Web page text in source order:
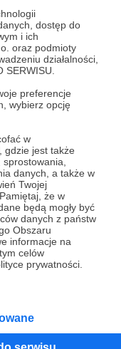
dostęp do
i ich
oraz podmioty
działalności,
SERWISU.
preferencje
wybierz opcję
w
gdzie jest także
danych, a także w
Twojej
że w
będą mogły być
danych z państw
Obszaru
informacje na
celów
prywatności.
Commons